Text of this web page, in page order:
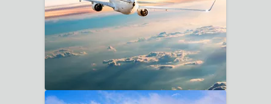
15 Reisen gefunden